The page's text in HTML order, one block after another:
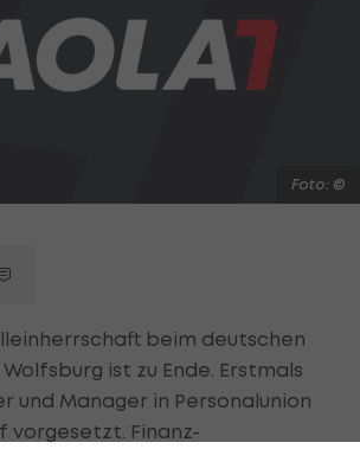
Foto: ©
beim deutschen
ist zu Ende. Erstmals
und Manager in Personalunion
vorgesetzt. Finanz-